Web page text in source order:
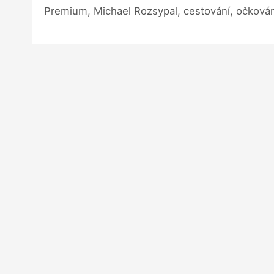
Premium, Michael Rozsypal, cestování,